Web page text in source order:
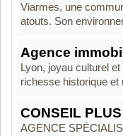
Viarmes, une
atouts. Son
Agence
Lyon, joyau culturel
richesse historique et
CONSEIL
AGENCE